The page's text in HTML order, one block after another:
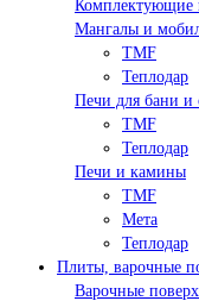
Комплектующие
Мангалы и
TMF
Теплодар
Печи для бани и
TMF
Теплодар
Печи и камины
TMF
Мета
Теплодар
Плиты, варочные
Варочные